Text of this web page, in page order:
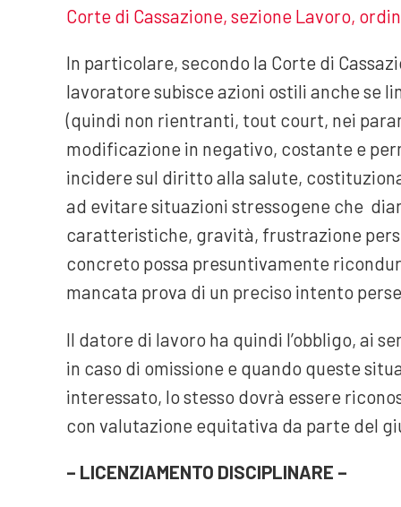
Corte di Cassazione, sezione Lavoro,
In particolare, secondo la Corte di
lavoratore subisce azioni ostili anche se
(quindi non rientranti, tout court, nei
modificazione in negativo, costante e
incidere sul diritto alla salute,
ad evitare situazioni stressogene che
caratteristiche, gravità, frustrazione
concreto possa presuntivamente
mancata prova di un preciso intento
Il datore di lavoro ha quindi l’obbligo, ai
in caso di omissione e quando queste
interessato, lo stesso dovrà essere
con valutazione equitativa da parte del
– LICENZIAMENTO DISCIPLINARE –